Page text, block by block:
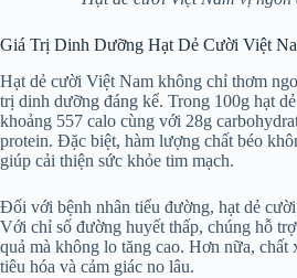
Giá Trị Dinh Dưỡng Hạt Dẻ Cười Việt
Hạt dẻ cười Việt Nam không chỉ thơm
trị dinh dưỡng đáng kể. Trong 100g hạt
khoảng 557 calo cùng với 28g
protein. Đặc biệt, hàm lượng chất béo
giúp cải thiện sức khỏe tim mạch.
Đối với bệnh nhân tiểu đường, hạt dẻ
Với chỉ số đường huyết thấp, chúng hỗ
quả mà không lo tăng cao. Hơn nữa,
tiêu hóa và cảm giác no lâu.